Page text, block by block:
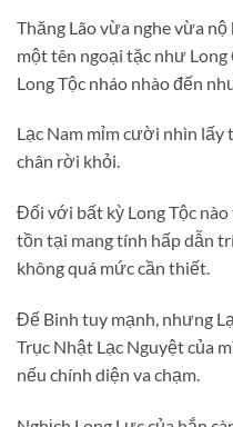
Thăng Lão vừa nghe vừa
một tên ngoại tặc như
Long Tộc nháo nhào đến
Lạc Nam mỉm cười nhìn lấy
chân rời khỏi.
Đối với bất kỳ Long Tộc nào
tồn tại mang tính hấp dẫn
không quá mức cần thiết.
Đế Binh tuy mạnh, nhưng
Trục Nhật Lạc Nguyệt của
nếu chính diện va chạm.